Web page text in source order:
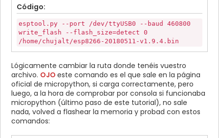
Código:
esptool.py --port /dev/ttyUSB0 --baud 460800
write_flash --flash_size=detect 0
/home/chujalt/esp8266-20180511-v1.9.4.bin
Lógicamente cambiar la ruta donde tenéis vuestro
archivo. OJO este comando es el que sale en la página
oficial de micropython, si carga correctamente, pero
luego, a la hora de comprobar por consola si funcionaba
micropython (último paso de este tutorial), no sale
nada, volved a flashear la memoria y probad con estos
comandos: